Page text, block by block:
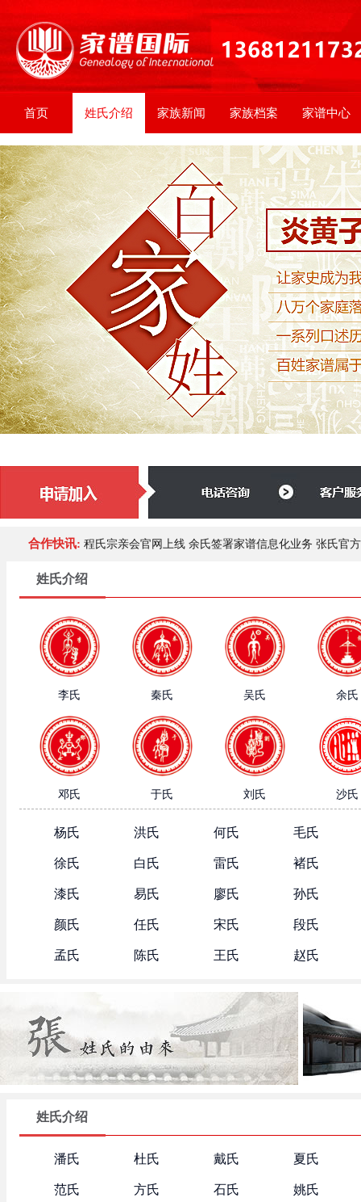
首页 姓氏介绍 家族新闻 家族档案 家谱中心
合作快讯: 程氏宗亲会官网上线 余氏签署家谱信息化业务 张氏官
姓氏介绍
李氏 秦氏 吴氏 余氏
邓氏 于氏 刘氏 沙氏
杨氏 洪氏 何氏 毛氏
徐氏 白氏 雷氏 褚氏
漆氏 易氏 廖氏 孙氏
颜氏 任氏 宋氏 段氏
孟氏 陈氏 王氏 赵氏
姓氏介绍
潘氏 杜氏 戴氏 夏氏
范氏 方氏 石氏 姚氏